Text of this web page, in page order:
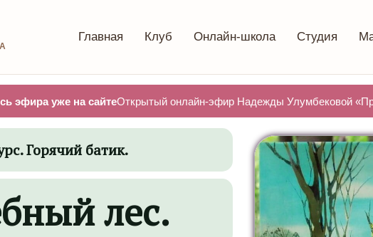
Главная Клуб Онлайн-школа Студия
эфира уже на сайтеОткрытый онлайн-эфир Надежды Улумбековой
Горячий батик.
лес.